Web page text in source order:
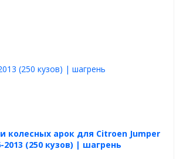
колесных арок для Citroen Jumper
2013 (250 кузов) | шагрень